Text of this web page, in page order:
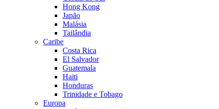
Hong Kong
Japão
Malásia
Tailândia
Caribe
Costa Rica
El Salvador
Guatemala
Haiti
Honduras
Trinidade e Tobago
Europa